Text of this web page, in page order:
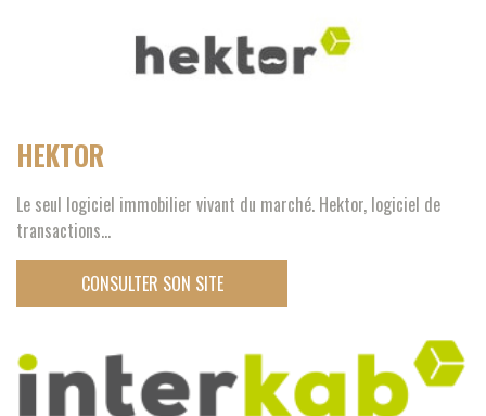
HEKTOR
Le seul logiciel immobilier vivant du marché. Hektor, logiciel de
transactions...
CONSULTER SON SITE